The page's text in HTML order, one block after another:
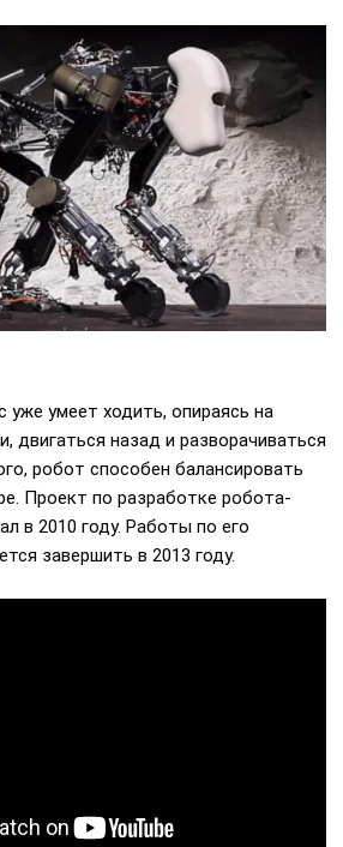
уже умеет ходить, опираясь на
двигаться назад и разворачиваться
робот способен балансировать
Проект по разработке робота-
в 2010 году. Работы по его
завершить в 2013 году.